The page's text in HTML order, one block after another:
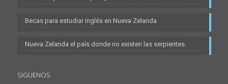
Becas para estudiar inglés en Nueva Zelanda
Nueva Zelanda el país donde no existen las serpientes.
SIGUENOS